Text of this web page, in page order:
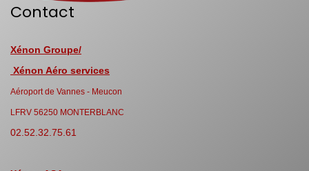
Contact
Xénon Groupe/
Xénon Aéro services
Aéroport de Vannes - Meucon
LFRV 56250 MONTERBLANC
02.52.32.75.61